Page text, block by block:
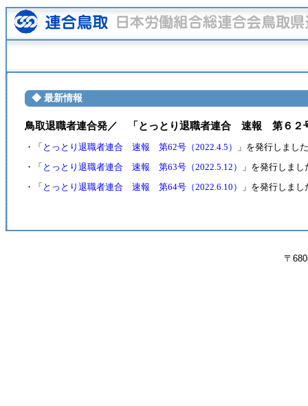
◆ 最新情報
鳥取退職者連合発／ 「とっとり退職者連合 速報 第６２
・「 とっとり退職者連合 速報 第62号（2022.4.5）
」を発行しました
・「 とっとり退職者連合 速報 第63号（2022.5.12）
」を発行しまし
・「 とっとり退職者連合 速報 第64号（2022.6.10） 」を発行しまし
〒